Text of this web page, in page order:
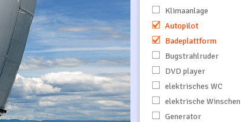
Klimaanlage
Autopilot
Badeplattform
Bugstrahlruder
DVD player
elektrisches WC
elektrische Winschen
Generator